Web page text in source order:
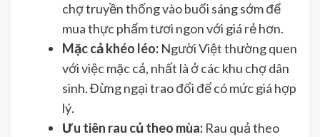
chợ truyền thống vào buổi sáng sớm để
mua thực phẩm tươi ngon với giá rẻ hơn.
Mặc cả khéo léo: Người Việt thường quen
với việc mặc cả, nhất là ở các khu chợ dân
sinh. Đừng ngại trao đổi để có mức giá hợp
lý.
Ưu tiên rau củ theo mùa: Rau quả theo